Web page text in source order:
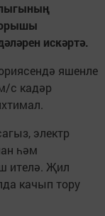
искәртә.
яшенле
с кадәр
электр
һәм
ителә. Җил
качып тору